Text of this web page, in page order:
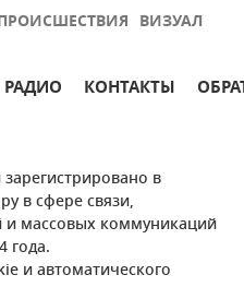
ВИЗУАЛ
РАДИО КОНТАКТЫ
в
в сфере связи,
массовых коммуникаций
года.
и автоматического